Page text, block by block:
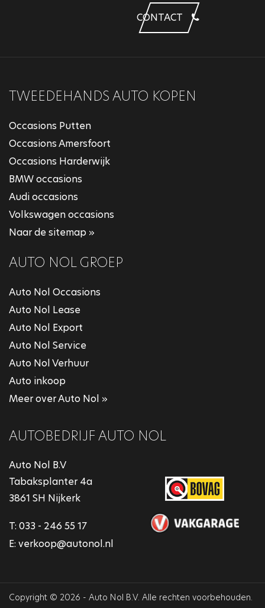
CONTACT
TWEEDEHANDS AUTO KOPEN
Occasions Putten
Occasions Amersfoort
Occasions Harderwijk
BMW occasions
Audi occasions
Volkswagen occasions
Naar de sitemap »
AUTO NOL GROEP
Auto Nol Occasions
Auto Nol Lease
Auto Nol Export
Auto Nol Service
Auto Nol Verhuur
Auto inkoop
Meer over Auto Nol »
AUTOBEDRIJF AUTO NOL
Auto Nol B.V
Tabaksplanter 4a
3861 SH Nijkerk
T: 033 - 246 55 17
E: verkoop@autonol.nl
Copyright © 2026 - Auto Nol B.V. Alle rechten voorbehouden.